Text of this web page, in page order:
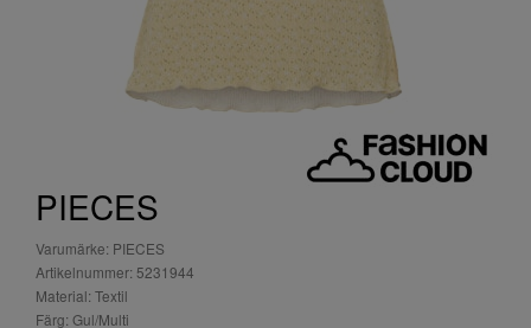
PIECES
Varumärke: PIECES
Artikelnummer: 5231944
Material: Textil
Färg: Gul/Multi